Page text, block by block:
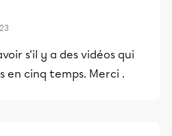
s'il y a des vidéos qui
en cinq temps. Merci .